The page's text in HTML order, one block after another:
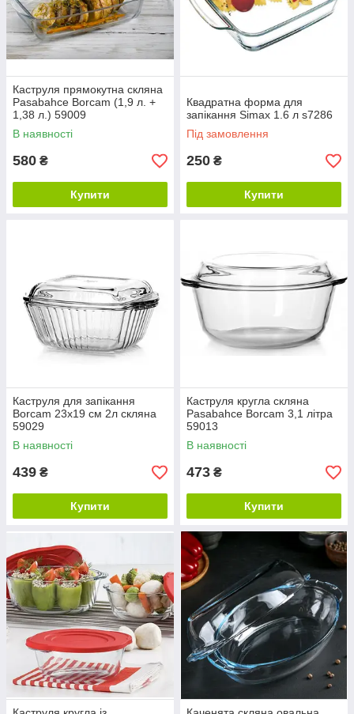
Каструля прямокутна скляна
Pasabahce Borcam (1,9 л. +
1,38 л.) 59009
В наявності
580 ₴
Купити
Квадратна форма для
запікання Simax 1.6 л s7286
Під замовлення
250 ₴
Купити
Каструля для запікання
Borcam 23х19 см 2л скляна
59029
В наявності
439 ₴
Купити
Каструля кругла скляна
Pasabahce Borcam 3,1 літра
59013
В наявності
473 ₴
Купити